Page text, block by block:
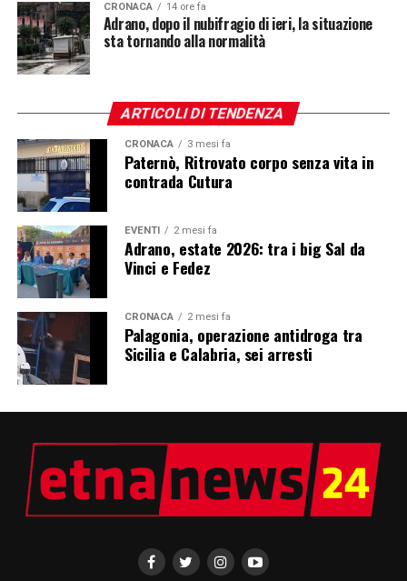
CRONACA 14 ore fa
Adrano, dopo il nubifragio di ieri, la situazione
sta tornando alla normalità
ARTICOLI DI TENDENZA
CRONACA 3 mesi fa
Paternò, Ritrovato corpo senza vita in
contrada Cutura
EVENTI 2 mesi fa
Adrano, estate 2026: tra i big Sal da
Vinci e Fedez
CRONACA 2 mesi fa
Palagonia, operazione antidroga tra
Sicilia e Calabria, sei arresti